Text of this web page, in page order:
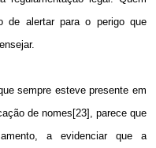
de alertar para o perigo que
sempre esteve presente em
de nomes[23], parece que
a evidenciar que a